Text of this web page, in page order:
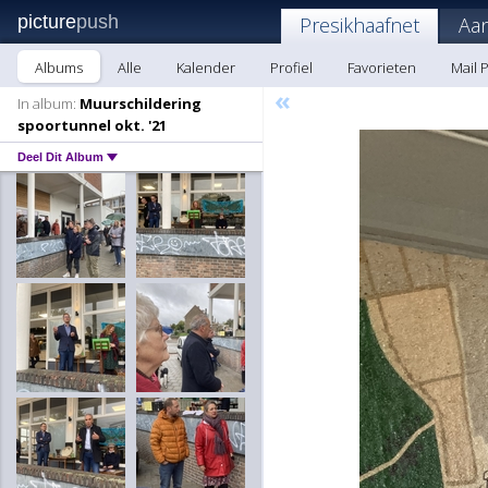
picturepush Presikhaafnet
Albums Alle Kalender Profiel Favorieten
Mail
In album: Muurschildering
spoortunnel okt. '21
Deel Dit Album
«